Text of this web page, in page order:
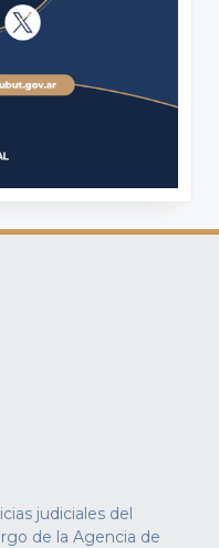
judiciales del
de la Agencia de